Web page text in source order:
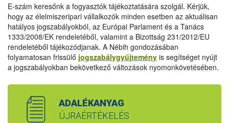
E-szám keresőnk a fogyasztók tájékoztatására szolgál. Kérjük,
hogy az élelmiszeripari vállalkozók minden esetben az aktuálisan
hatályos jogszabályokból, az Európai Parlament és a Tanács
1333/2008/EK rendeletéből, valamint a Bizottság 231/2012/EU
rendeletéből tájékozódjanak. A Nébih gondozásában
folyamatosan frissülő jogszabálygyűjtemény is segítséget nyújt
a jogszabályokban bekövetkező változások nyomonkövetésében.
ADALÉKANYAG
ÚJRAÉRTÉKELÉS